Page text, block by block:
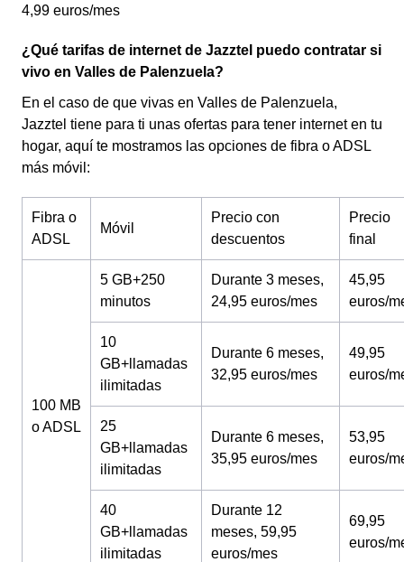
4,99 euros/mes
¿Qué tarifas de internet de Jazztel puedo contratar si
vivo en Valles de Palenzuela?
En el caso de que vivas en Valles de Palenzuela,
Jazztel tiene para ti unas ofertas para tener internet en tu
hogar, aquí te mostramos las opciones de fibra o ADSL
más móvil:
Fibra o
ADSL
Móvil
Precio con
descuentos
Precio
final
100 MB
o ADSL
5 GB+250
minutos
Durante 3 meses,
24,95 euros/mes
45,95
euros/
10
GB+llamadas
ilimitadas
Durante 6 meses,
32,95 euros/mes
49,95
euros/
25
GB+llamadas
ilimitadas
Durante 6 meses,
35,95 euros/mes
53,95
euros/
40
GB+llamadas
ilimitadas
Durante 12
meses, 59,95
euros/mes
69,95
euros/